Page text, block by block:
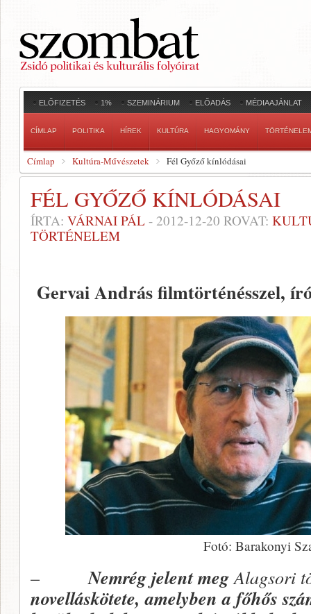
ELŐFIZETÉS 1% SZEMINÁRIUM ELŐADÁS MÉDIAAJÁNLAT
CÍMLAP POLITIKA HÍREK KULTÚRA HAGYOMÁNY
Címlap Kultúra-Művészetek Fél Győző kínlódásai
FÉL GYŐZŐ KÍNLÓDÁSAI
ÍRTA: VÁRNAI PÁL - 2012-12-20 ROVAT:
TÖRTÉNELEM
Gervai András filmtörténésszel,
Fotó: Barakonyi
–Nemrég jelent megAlagsori
novelláskötete, amelyben a főhős